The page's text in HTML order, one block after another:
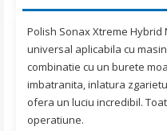
Polish Sonax Xtreme
universal aplicabila cu
combinatie cu un burete
imbatranita, inlatura
ofera un luciu incredibil.
operatiune.